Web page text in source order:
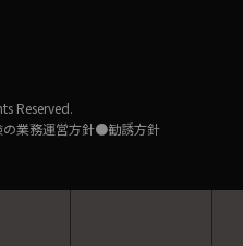
Reserved.
業務運営方針●勧誘方針